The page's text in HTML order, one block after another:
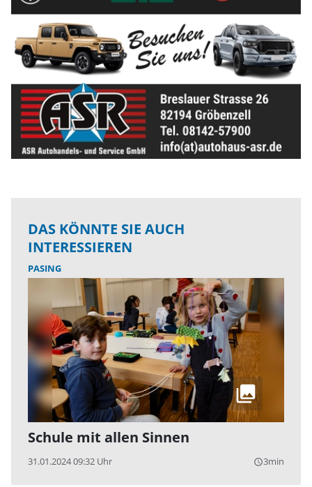
DAS KÖNNTE SIE AUCH
INTERESSIEREN
PASING
Schule mit allen Sinnen
31.01.2024 09:32 Uhr query_builder3min